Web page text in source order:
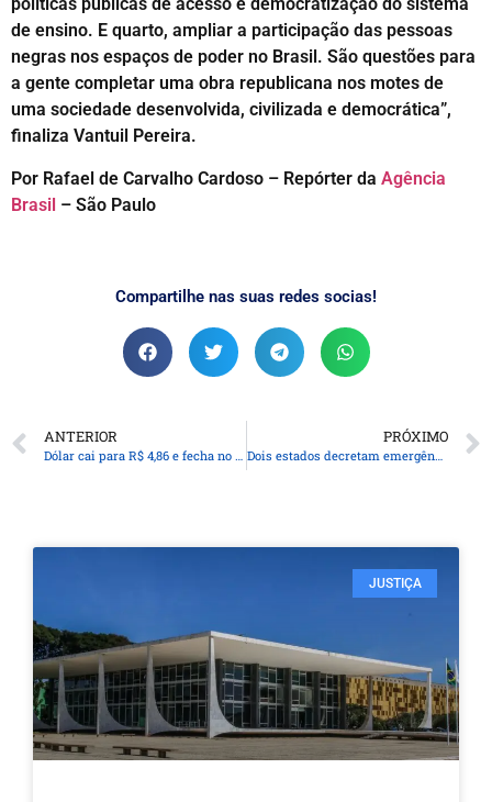
de ensino. E quarto, ampliar a participação das pessoas
negras nos espaços de poder no Brasil. São questões para
a gente completar uma obra republicana nos motes de
uma sociedade desenvolvida, civilizada e democrática”,
finaliza Vantuil Pereira.
Por Rafael de Carvalho Cardoso – Repórter da Agência
Brasil – São Paulo
Compartilhe nas suas redes socias!
ANTERIOR
Dólar cai para R$ 4,86 e fecha no menor valor em dois meses
PRÓXIMO
Dois estados decretam emergência em razão de incêndios no Pantanal
JUSTIÇA